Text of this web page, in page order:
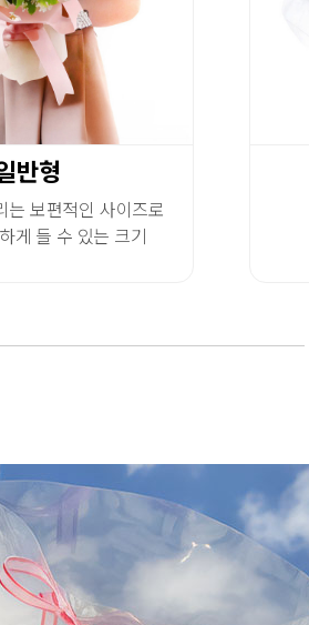
반형
는 보편적인 사이즈로
게 들 수 있는 크기